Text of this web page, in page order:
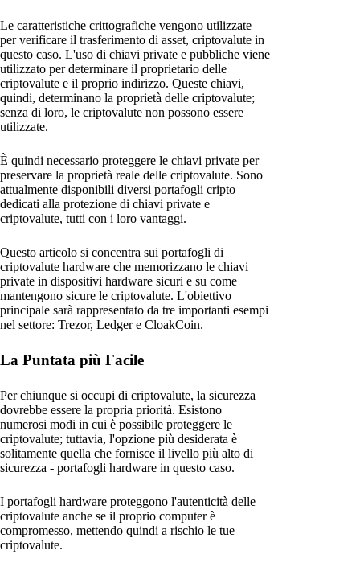
Le caratteristiche crittografiche vengono utilizzate
per verificare il trasferimento di asset, criptovalute in
questo caso. L'uso di chiavi private e pubbliche viene
utilizzato per determinare il proprietario delle
criptovalute e il proprio indirizzo. Queste chiavi,
quindi, determinano la proprietà delle criptovalute;
senza di loro, le criptovalute non possono essere
utilizzate.
È quindi necessario proteggere le chiavi private per
preservare la proprietà reale delle criptovalute. Sono
attualmente disponibili diversi portafogli cripto
dedicati alla protezione di chiavi private e
criptovalute, tutti con i loro vantaggi.
Questo articolo si concentra sui portafogli di
criptovalute hardware che memorizzano le chiavi
private in dispositivi hardware sicuri e su come
mantengono sicure le criptovalute. L'obiettivo
principale sarà rappresentato da tre importanti esempi
nel settore: Trezor, Ledger e CloakCoin.
La Puntata più Facile
Per chiunque si occupi di criptovalute, la sicurezza
dovrebbe essere la propria priorità. Esistono
numerosi modi in cui è possibile proteggere le
criptovalute; tuttavia, l'opzione più desiderata è
solitamente quella che fornisce il livello più alto di
sicurezza - portafogli hardware in questo caso.
I portafogli hardware proteggono l'autenticità delle
criptovalute anche se il proprio computer è
compromesso, mettendo quindi a rischio le tue
criptovalute.